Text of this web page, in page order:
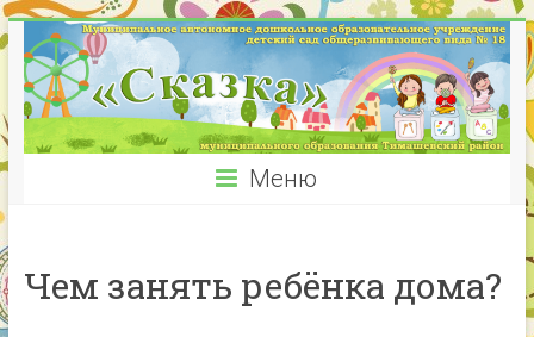
Меню
Чем занять ребёнка дома?